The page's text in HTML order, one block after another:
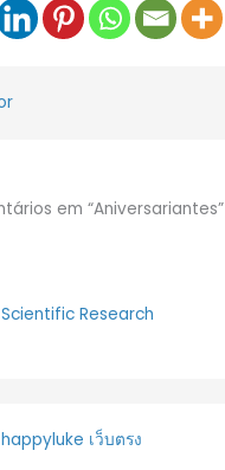
em “Aniversariantes”
Scientific Research
happyluke เว็บตรง